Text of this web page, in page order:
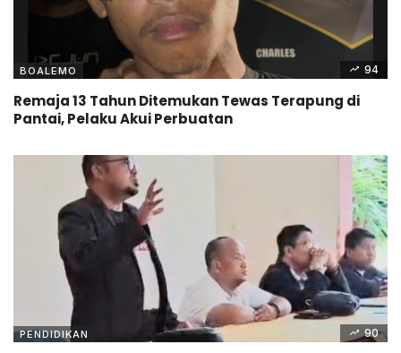
BOALEMO 94
Remaja 13 Tahun Ditemukan Tewas Terapung di
Pantai, Pelaku Akui Perbuatan
PENDIDIKAN 90